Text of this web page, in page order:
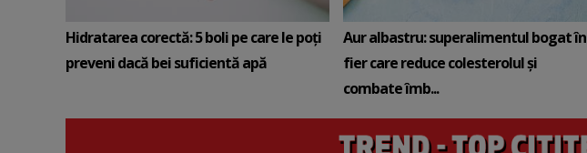
Hidratarea corectă: 5 boli pe care le poți
preveni dacă bei suficientă apă
Aur albastru: superalimentul bogat în
fier care reduce colesterolul și
combate îmb...